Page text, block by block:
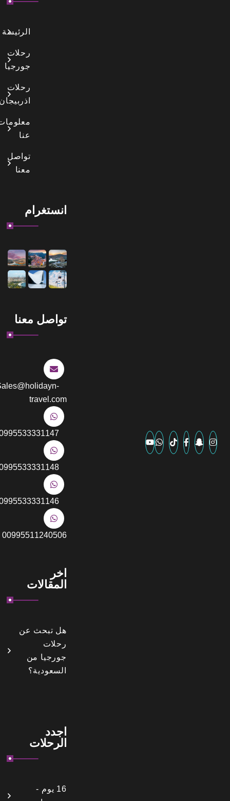
الرئيسة
رحلات
جورجيا
رحلات
اذربيجان
معلومات
عنا
تواصل
معنا
انستغرام
تواصل معنا
Sales@holidayn-
travel.com
00995533331147
00995533331148
00995533331146
00995511240506
اخر
المقالات
هل تبحث عن
رحلات
جورجيا من
السعودية؟
اجدد
الرحلات
16 يوم -